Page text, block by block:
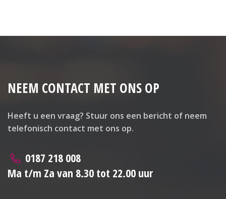
NEEM CONTACT MET ONS OP
Heeft u een vraag? Stuur ons een bericht of neem
telefonisch contact met ons op.
0187 218 008
Ma t/m Za van 8.30 tot 22.00 uur